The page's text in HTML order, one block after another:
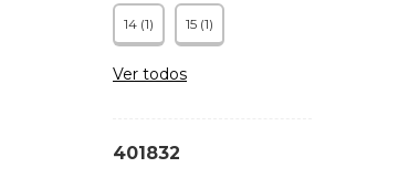
14 (1) 15 (1)
Ver todos
401832